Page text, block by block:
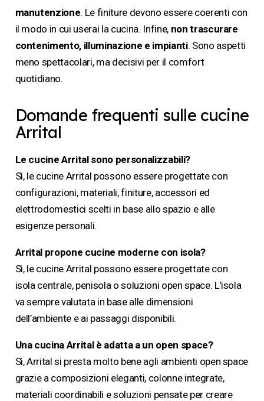
manutenzione. Le finiture devono essere coerenti con
il modo in cui userai la cucina. Infine, non trascurare
contenimento, illuminazione e impianti. Sono aspetti
meno spettacolari, ma decisivi per il comfort
quotidiano.
Domande frequenti sulle cucine
Arrital
Le cucine Arrital sono personalizzabili?
Sì, le cucine Arrital possono essere progettate con
configurazioni, materiali, finiture, accessori ed
elettrodomestici scelti in base allo spazio e alle
esigenze personali.
Arrital propone cucine moderne con isola?
Sì, le cucine Arrital possono essere progettate con
isola centrale, penisola o soluzioni open space. L’isola
va sempre valutata in base alle dimensioni
dell’ambiente e ai passaggi disponibili.
Una cucina Arrital è adatta a un open space?
Sì, Arrital si presta molto bene agli ambienti open space
grazie a composizioni eleganti, colonne integrate,
materiali coordinabili e soluzioni pensate per creare